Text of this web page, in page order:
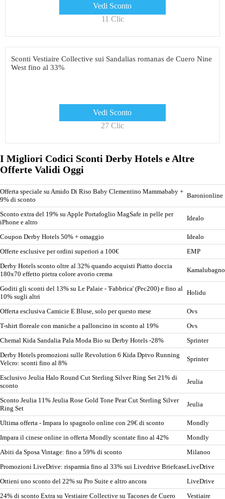
Vedi Sconto
11 Clic
Sconti Vestiaire Collective sui Sandalias romanas de Cuero Nine
West fino al 33%
Vedi Sconto
27 Clic
I Migliori Codici Sconti Derby Hotels e Altre
Offerte Validi Oggi
Offerta speciale su Amido Di Riso Baby Clementino Mammababy +
9% di sconto
Baronionline
Sconto extra del 19% su Apple Portafoglio MagSafe in pelle per
iPhone e altro
Idealo
Coupon Derby Hotels 50% + omaggio
Idealo
Offerte esclusive per ordini superiori a 100€
EMP
Derby Hotels sconto oltre al 32% quando acquisti Piatto doccia
180x70 effetto pietra colore avorio crema
Kamalubagno
Goditi gli sconti del 13% su Le Palaie - 'Fabbrica' (Pec200) e fino al
10% sugli altri
Holidu
Offerta esclusiva Camicie E Bluse, solo per questo mese
Ovs
T-shirt floreale con maniche a palloncino in sconto al 19%
Ovs
Chemal Kida Sandalia Pala Moda Bio su Derby Hotels -28%
Sprinter
Derby Hotels promozioni sulle Revolution 6 Kida Dptvo Running
Velcro: sconti fino al 8%
Sprinter
Esclusivo Jeulia Halo Round Cut Sterling Silver Ring Set 21% di
sconto
Jeulia
Sconto Jeulia 11% Jeulia Rose Gold Tone Pear Cut Sterling Silver
Ring Set
Jeulia
Ultima offerta - Impara lo spagnolo online con 29€ di sconto
Mondly
Impara il cinese online in offerta Mondly scontate fino al 42%
Mondly
Abiti da Sposa Vintage: fino a 59% di sconto
Milanoo
Promozioni LiveDrive: risparmia fino al 33% sui Livedrive BriefcaseLiveDrive
Ottieni uno sconto del 22% su Pro Suite e altro ancora
LiveDrive
24% di sconto Extra su Vestiaire Collective su Tacones de Cuero
Vestiaire